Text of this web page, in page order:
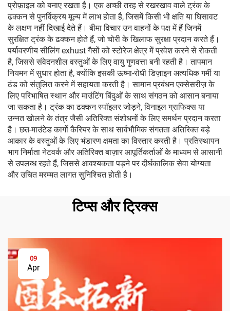
प्रोफ़ाइल को बनाए रखता है। एक अच्छी तरह से रखरखाव वाले ट्रंक के
ढक्कन से पुनर्विक्रय मूल्य में लाभ होता है, जिसमें किसी भी क्षति या घिसावट
के लक्षण नहीं दिखाई देते हैं। बीमा विचार उन वाहनों के पक्ष में हैं जिनमें
सुरक्षित ट्रंक के ढक्कन होते हैं, जो चोरी के खिलाफ सुरक्षा प्रदान करते हैं।
पर्यावरणीय सीलिंग exhust गैसों को स्टोरेज क्षेत्र में प्रवेश करने से रोकती
है, जिससे संवेदनशील वस्तुओं के लिए वायु गुणवत्ता बनी रहती है। तापमान
नियमन में सुधार होता है, क्योंकि इसकी ऊष्मा-रोधी डिज़ाइन अत्यधिक गर्मी या
ठंड को संतुलित करने में सहायता करती है। सामान प्रबंधन एक्सेसरीज़ के
लिए परिभाषित स्थान और माउंटिंग बिंदुओं के साथ संगठन को आसान बनाया
जा सकता है। ट्रंक का ढक्कन स्पॉइलर जोड़ने, विनाइल ग्राफिक्स या
उन्नत खोलने के तंत्र जैसी अतिरिक्त संशोधनों के लिए समर्थन प्रदान करता
है। छत-माउंटेड कार्गो कैरियर के साथ सार्वभौमिक संगतता अतिरिक्त बड़े
आकार के वस्तुओं के लिए भंडारण क्षमता का विस्तार करती है। प्रतिस्थापन
भाग निर्माता नेटवर्क और अतिरिक्त बाज़ार आपूर्तिकर्ताओं के माध्यम से आसानी
से उपलब्ध रहते हैं, जिससे आवश्यकता पड़ने पर दीर्घकालिक सेवा योग्यता
और उचित मरम्मत लागत सुनिश्चित होती है।
टिप्स और ट्रिक्स
09
Apr